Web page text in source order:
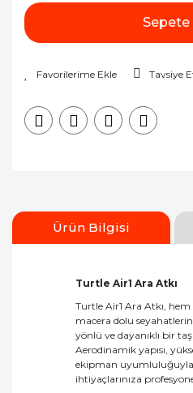
Sepete
Tavsiye
Ürün Bilgisi
Turtle Air1 Ara Atkı
Turtle Air1 Ara Atkı,
macera dolu
yönlü ve dayanıklı bir
Aerodinamik yapısı,
ekipman uyumluluğuyla
ihtiyaçlarınıza